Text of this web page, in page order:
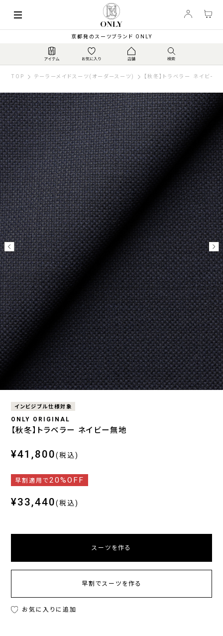
京都発のスーツブランド ONLY
TOP テーラーメイドスーツ(オーダースーツ) 【秋冬】トラベラー ネイビー
インビジブル仕様対象
ONLY ORIGINAL
【秋冬】トラベラー ネイビー無地
¥41,800(税込)
早割適用で20%OFF
¥33,440(税込)
スーツを作る
早割でスーツを作る
お気に入りに追加